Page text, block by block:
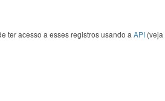
ter acesso a esses registros usando a API (veja